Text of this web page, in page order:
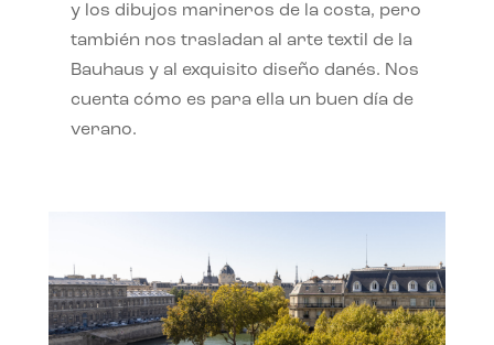
y los dibujos marineros de la costa, pero
también nos trasladan al arte textil de la
Bauhaus y al exquisito diseño danés. Nos
cuenta cómo es para ella un buen día de
verano.